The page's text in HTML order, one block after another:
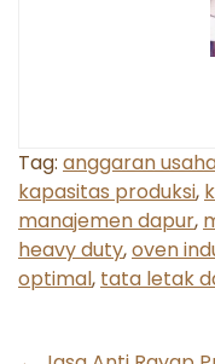
Tag: anggaran
kapasitas produksi,
manajemen dapur,
heavy duty,oven
optimal, tata letak